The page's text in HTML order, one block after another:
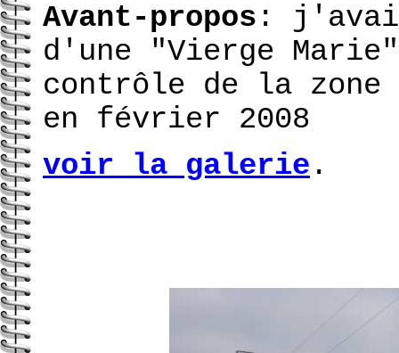
Avant-propos :
d'une "Vierge
contrôle de la
en février 2008
voir la galerie .